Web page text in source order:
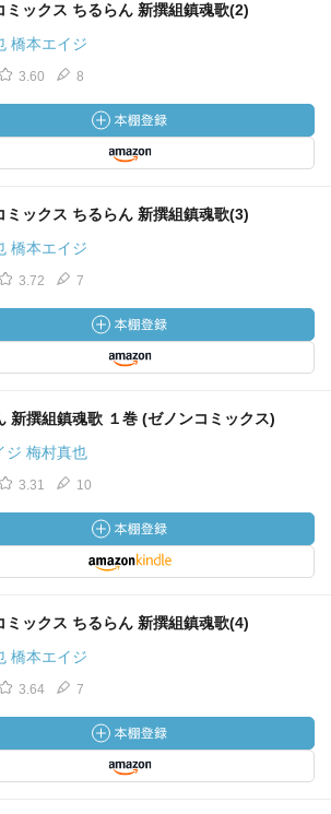
ミックス ちるらん 新撰組鎮魂歌(2)
橋本エイジ
3.60 8
ミックス ちるらん 新撰組鎮魂歌(3)
橋本エイジ
3.72 7
新撰組鎮魂歌 １巻 (ゼノンコミックス)
ジ 梅村真也
3.31 10
ミックス ちるらん 新撰組鎮魂歌(4)
橋本エイジ
3.64 7